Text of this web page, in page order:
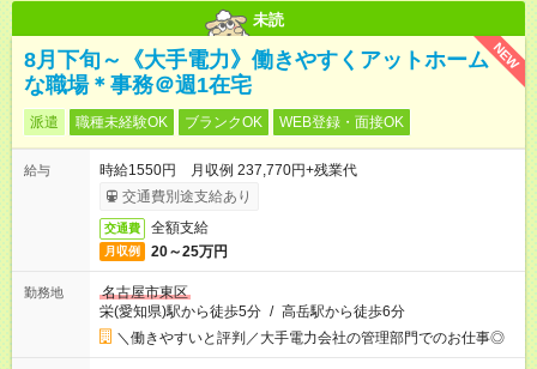
未読
NEW
8月下旬～《大手電力》働きやすくアットホーム
な職場＊事務＠週1在宅
派遣 職種未経験OK ブランクOK WEB登録・面接OK
給与
時給1550円 月収例 237,770円+残業代
交通費別途支給あり
交通費 全額支給
月収例 20～25万円
勤務地
名古屋市東区
栄(愛知県)駅から徒歩5分 / 高岳駅から徒歩6分
＼働きやすいと評判／大手電力会社の管理部門でのお仕事◎